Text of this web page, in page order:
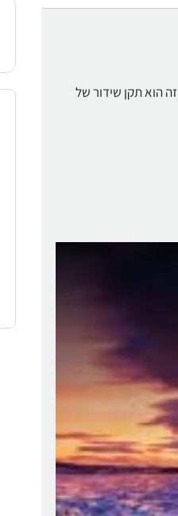
טלוויזיות LG UHD מציעות תמונה באיכות HDR אופטימלית, עם תמיכה בפורמטי HDR מובילים, לרבות HDR 10 Pro ו-HLG זה הוא תקן שידור של